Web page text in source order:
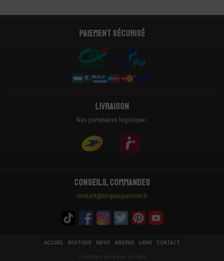
Paiement sécurisé
Livraison
Nos partenaires logistique :
Conseils, Commandes
contact@briquespassion.fr
ACCUEIL BOUTIQUE INFOS AIDE/FAQ LIENS CONTACT
Conditions générales de vente